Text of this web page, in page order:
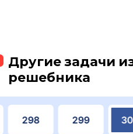
Другие задачи
решебника
298 299